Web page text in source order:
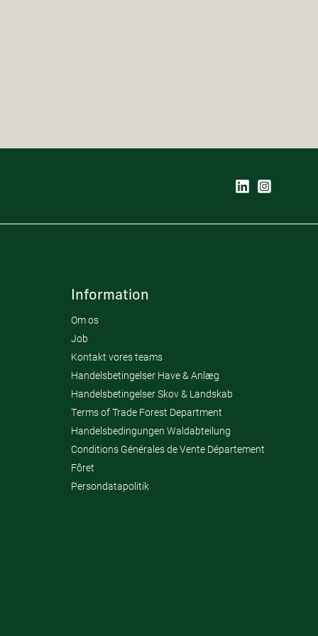
Information
Om os
Job
Kontakt vores teams
Handelsbetingelser Have & Anlæg
Handelsbetingelser Skov & Landskab
Terms of Trade Forest Department
Handelsbedingungen Waldabteilung
Conditions Générales de Vente Département
Fôret
Persondatapolitik